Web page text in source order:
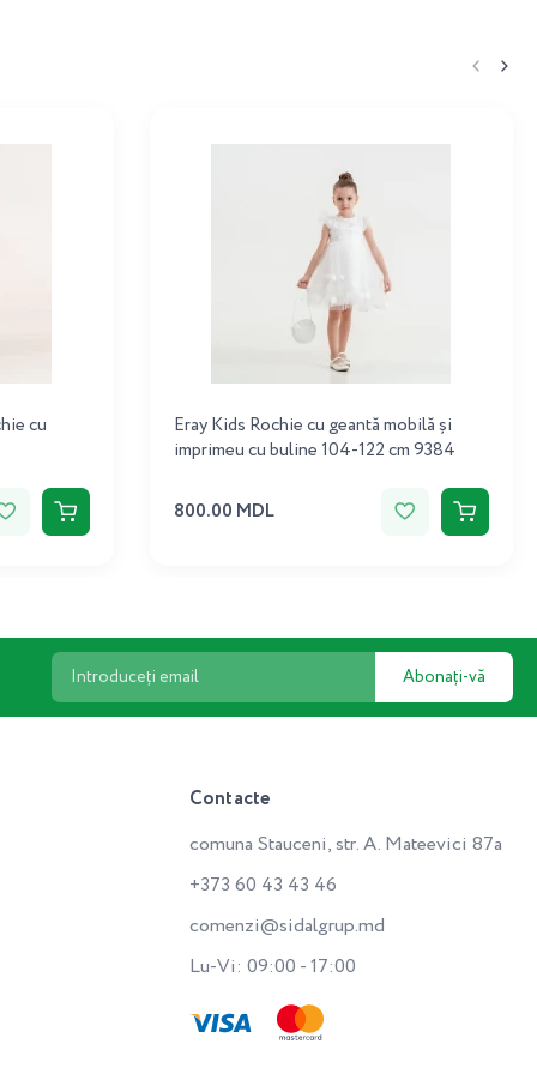
cu
Eray Kids Rochie cu geantă mobilă și
imprimeu cu buline 104-122 cm 9384
800.00 MDL
Abonați-vă
Contacte
comuna Stauceni, str. A. Mateevici 87a
+373 60 43 43 46
comenzi@sidalgrup.md
Lu-Vi: 09:00 - 17:00